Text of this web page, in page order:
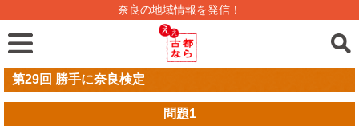
奈良の地域情報を発信！
第29回 勝手に奈良検定
問題1